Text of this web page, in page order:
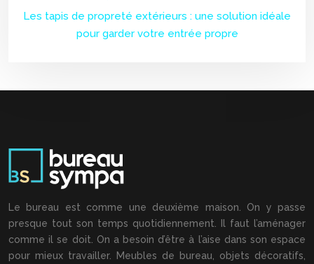
Les tapis de propreté extérieurs : une solution idéale
pour garder votre entrée propre
Le bureau est comme une deuxième maison. On y passe
presque tout son temps quotidiennement. Il faut l’aménager
comme il se doit. On a besoin d’être à l’aise dans son espace
pour mieux travailler. Meubles de bureau, objets décoratifs,